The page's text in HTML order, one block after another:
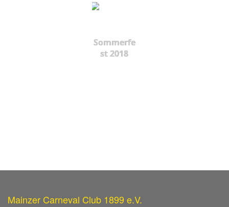
Sommerfe
st 2018
Mainzer Carneval Club 1899 e.V.